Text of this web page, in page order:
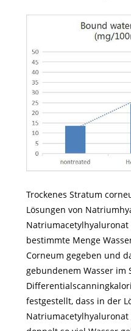
Trockenes Stratum
Lösungen von
Natriumacetylhyaluronat
bestimmte Menge
Corneum gegeben und
gebundenem Wasser im
festgestellt, dass in der
Natriumacetylhyaluronat